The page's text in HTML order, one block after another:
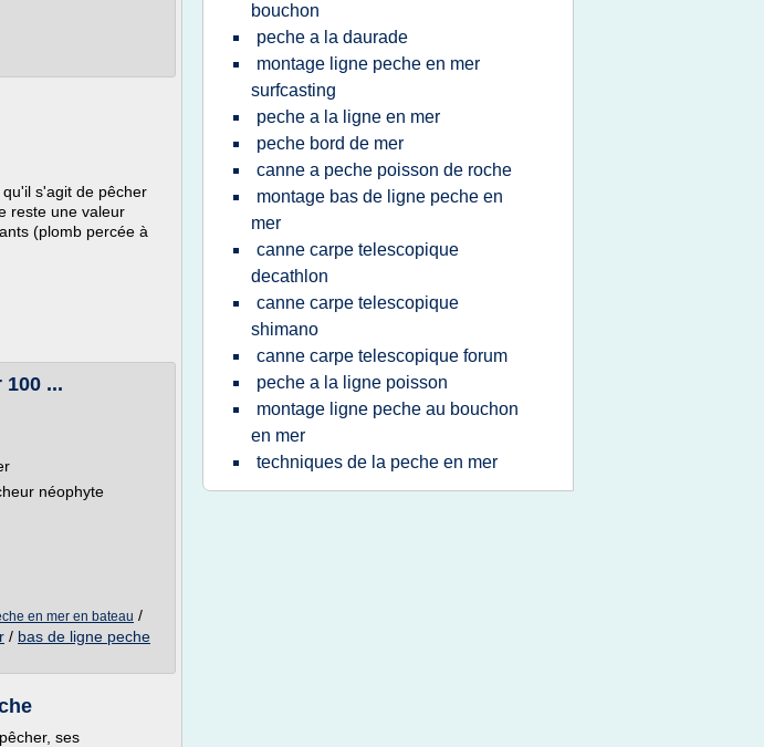
s'agit de pêcher
reste une valeur
(plomb percée à
...
néophyte
en mer en bateau /
/ bas de ligne peche
ses
bouchon
peche a la daurade
montage ligne peche en mer
surfcasting
peche a la ligne en mer
peche bord de mer
canne a peche poisson de roche
montage bas de ligne peche en
mer
canne carpe telescopique
decathlon
canne carpe telescopique
shimano
canne carpe telescopique forum
peche a la ligne poisson
montage ligne peche au bouchon
en mer
techniques de la peche en mer